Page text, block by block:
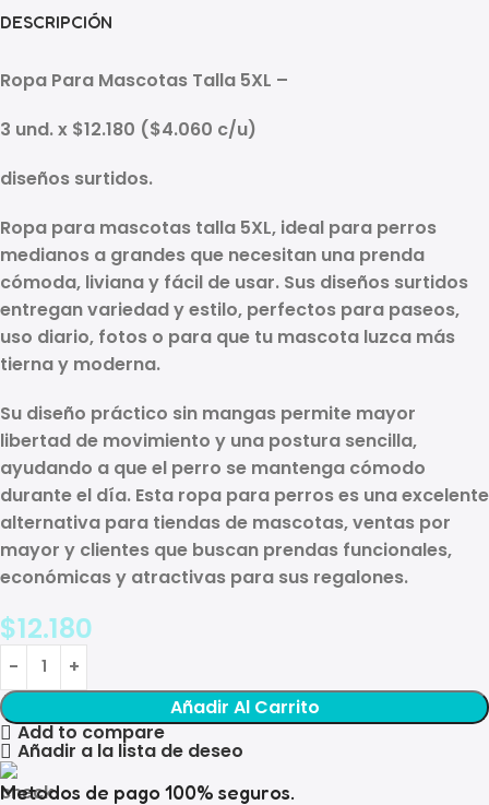
DESCRIPCIÓN
Ropa Para Mascotas Talla 5XL –
3 und. x $12.180 ($4.060 c/u)
diseños surtidos.
Ropa para mascotas talla 5XL, ideal para perros
medianos a grandes que necesitan una prenda
cómoda, liviana y fácil de usar. Sus diseños surtidos
entregan variedad y estilo, perfectos para paseos,
uso diario, fotos o para que tu mascota luzca más
tierna y moderna.
Su diseño práctico sin mangas permite mayor
libertad de movimiento y una postura sencilla,
ayudando a que el perro se mantenga cómodo
durante el día. Esta ropa para perros es una excelente
alternativa para tiendas de mascotas, ventas por
mayor y clientes que buscan prendas funcionales,
económicas y atractivas para sus regalones.
$12.180
Añadir Al Carrito
Add to compare
Añadir a la lista de deseo
Metodos de pago 100% seguros.